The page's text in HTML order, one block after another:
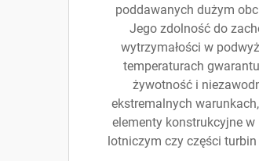
poddawanych dużym
Jego zdolność do
wytrzymałości w
temperaturach
żywotność i
ekstremalnych
elementy konstrukcyjne w
lotniczym czy części